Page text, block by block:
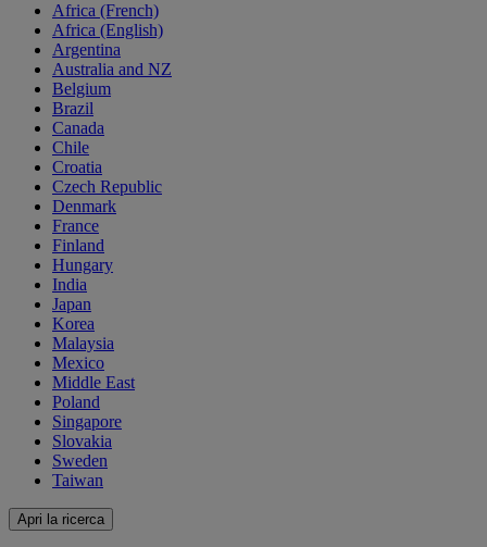
Africa (French)
Africa (English)
Argentina
Australia and NZ
Belgium
Brazil
Canada
Chile
Croatia
Czech Republic
Denmark
France
Finland
Hungary
India
Japan
Korea
Malaysia
Mexico
Middle East
Poland
Singapore
Slovakia
Sweden
Taiwan
Apri la ricerca